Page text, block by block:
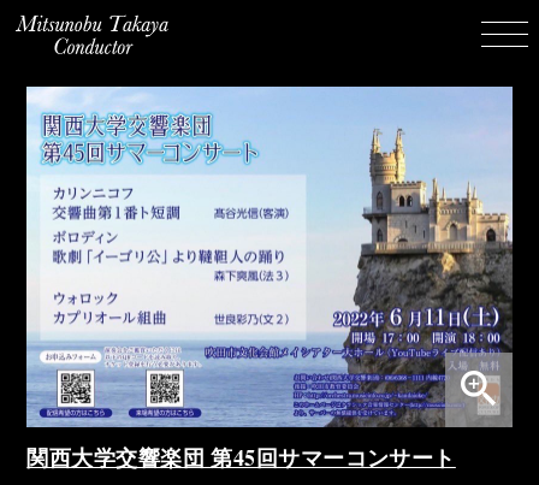
zoom_in
関西大学交響楽団 第45回サマーコンサート